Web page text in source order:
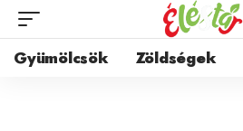
Gyümölcsök Zöldségek